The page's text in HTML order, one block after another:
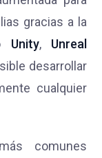
gracias a la
Unity, Unreal
desarrollar
cualquier
comunes